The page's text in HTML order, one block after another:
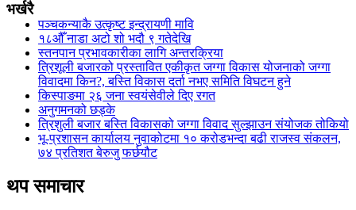
भर्खरै
पञ्चकन्याकै उत्कृष्ट इन्द्रायणी मावि
१८औँ नाडा अटो शो भदौ ९ गतेदेखि
स्तनपान प्रभावकारीका लागि अन्तरक्रिया
त्रिशूली बजारको प्रस्तावित एकीकृत जग्गा विकास योजनाको जग्गा
विवादमा किन?, बस्ति विकास दर्ता नभए समिति विघटन हुने
किस्पाङमा २६ जना स्वयंसेवीले दिए रगत
अनुगमनको छड्के
त्रिशुली बजार बस्ति विकासको जग्गा विवाद सुल्झाउन संयोजक तोकियो
भू-प्रशासन कार्यालय नुवाकोटमा १० करोडभन्दा बढी राजस्व संकलन,
७४ प्रतिशत बेरुजु फर्छयौट
थप समाचार